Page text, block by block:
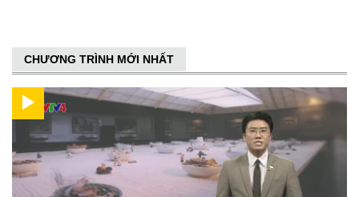
CHƯƠNG TRÌNH MỚI NHẤT